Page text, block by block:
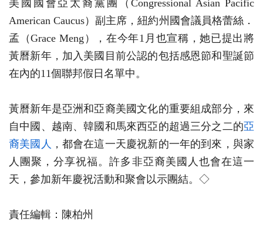
美國國會亞太裔黨團（Congressional Asian Pacific
American Caucus）副主席，紐約州國會議員格蕾絲．
孟（Grace Meng），在今年1月也宣稱，她已提出將
黃曆新年，加入美國目前公認的包括感恩節和聖誕節
在內的11個聯邦假日名單中。
黃曆新年是亞洲和亞裔美國文化的重要組成部分，來
自中國、越南、韓國和馬來西亞的超過三分之二的亞
裔美國人 ，都會在這一天慶祝新的一年的到來，與家
人團聚，分享祝福。許多非亞裔美國人也會在這一
天，參加新年慶祝活動和聚會以示團結。◇
責任編輯：陳柏州